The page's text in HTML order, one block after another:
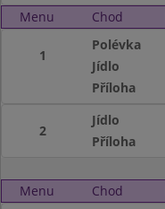
Menu
Chod
1
Polévka
Jídlo
Příloha
2
Jídlo
Příloha
Menu Chod